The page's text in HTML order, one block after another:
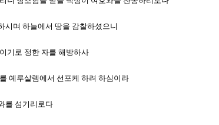
며 하늘에서 땅을 감찰하셨으니
기로 정한 자를 해방하사
예루살렘에서 선포케 하려 하심이라
를 섬기리로다